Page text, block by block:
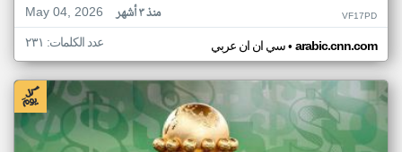
May 04, 2026
منذ ٣ أشهر VF17PD
سي ان ان عربي• arabic.cnn.com عدد الكلمات: ٢٣١